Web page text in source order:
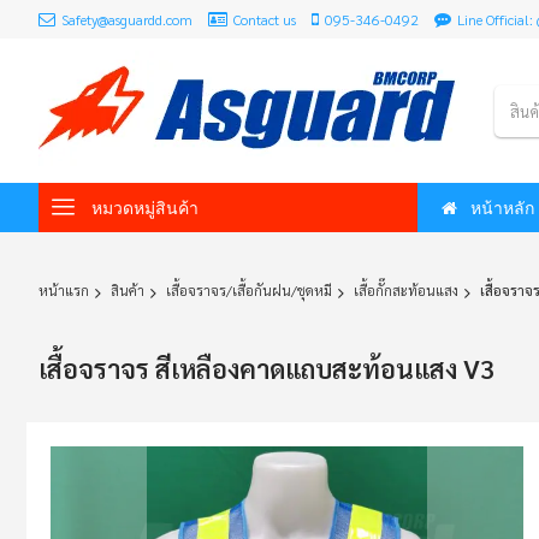
Safety@asguardd.com Contact us 095-346-0492 Line Official:
สิน
หมวดหมู่สินค้า หน้าหลัก
หน้าแรก สินค้า เสื้อจราจร/เสื้อกันฝน/ชุดหมี เสื้อกั๊กสะท้อนแสง เสื้อจรา
เสื้อจราจร สีเหลืองคาดแถบสะท้อนแสง V3